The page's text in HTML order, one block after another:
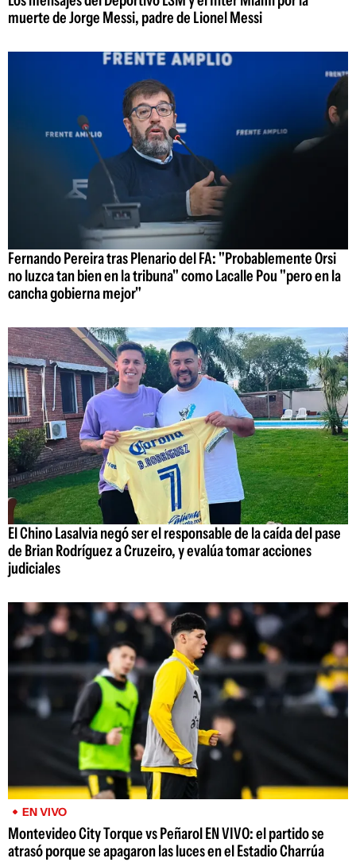
muerte de Jorge Messi, padre de Lionel Messi
Fernando Pereira tras Plenario del FA: "Probablemente Orsi
no luzca tan bien en la tribuna" como Lacalle Pou "pero en la
cancha gobierna mejor"
El Chino Lasalvia negó ser el responsable de la caída del pase
de Brian Rodríguez a Cruzeiro, y evalúa tomar acciones
judiciales
EN VIVO
Montevideo City Torque vs Peñarol EN VIVO: el partido se
atrasó porque se apagaron las luces en el Estadio Charrúa